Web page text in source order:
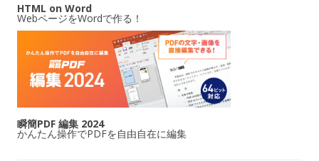
HTML on Word
WebページをWordで作る！
瞬簡PDF 編集 2024
かんたん操作でPDFを自由自在に編集